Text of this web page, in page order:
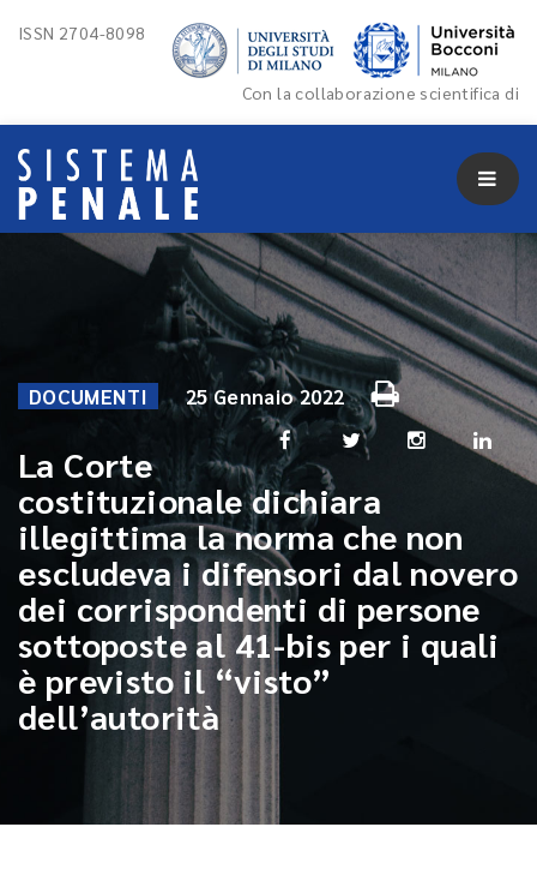
ISSN 2704-8098
Con la collaborazione scientifica di
DOCUMENTI 25 Gennaio 2022
La Corte
costituzionale dichiara
illegittima la norma che non
escludeva i difensori dal novero
dei corrispondenti di persone
sottoposte al 41-bis per i quali
è previsto il “visto”
dell’autorità